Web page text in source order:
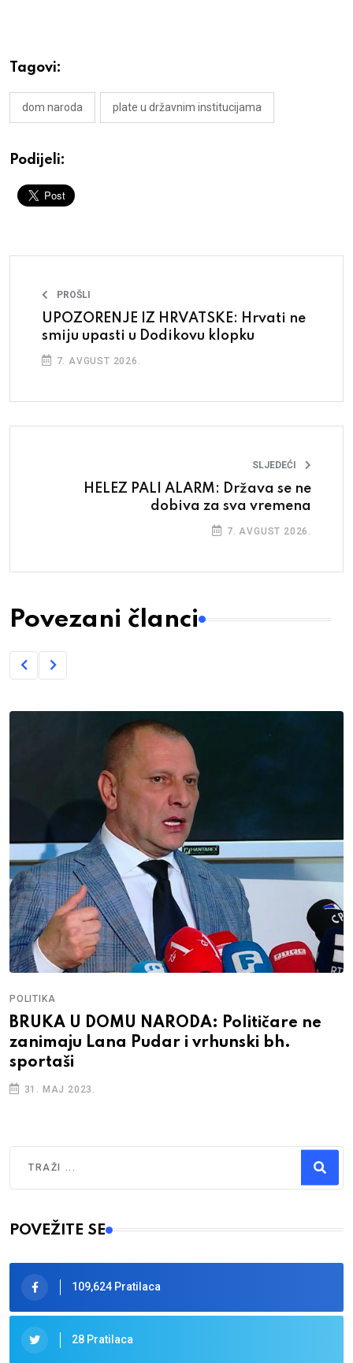
Tagovi:
dom naroda plate u državnim institucijama
Podijeli:
PROŠLI
UPOZORENJE IZ HRVATSKE: Hrvati ne
smiju upasti u Dodikovu klopku
7. AVGUST 2026.
SLJEDEĆI
HELEZ PALI ALARM: Država se ne
dobiva za sva vremena
7. AVGUST 2026.
Povezani članci
POLITIKA
BRUKA U DOMU NARODA: Političare ne
zanimaju Lana Pudar i vrhunski bh.
sportaši
31. MAJ 2023.
Type 2 or more characters for results.
POVEŽITE SE
109,624 Pratilaca
28 Pratilaca